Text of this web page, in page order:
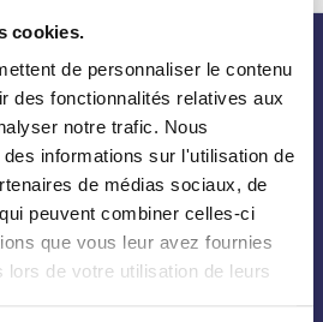
cookies.
de personnaliser le contenu
des fonctionnalités relatives aux
notre trafic. Nous
informations sur l'utilisation de
de médias sociaux, de
peuvent combiner celles-ci
que vous leur avez fournies
lors de votre utilisation de leurs